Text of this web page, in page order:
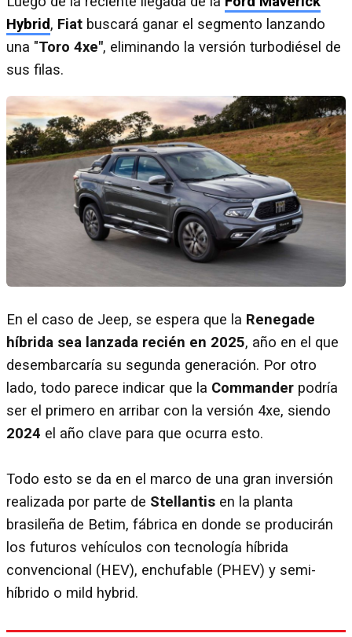
Hybrid, Fiat buscará ganar el segmento lanzando
una "Toro 4xe", eliminando la versión turbodiésel de
sus filas.
En el caso de Jeep, se espera que la Renegade
híbrida sea lanzada recién en 2025, año en el que
desembarcaría su segunda generación. Por otro
lado, todo parece indicar que la Commander podría
ser el primero en arribar con la versión 4xe, siendo
2024 el año clave para que ocurra esto.
Todo esto se da en el marco de una gran inversión
realizada por parte de Stellantis en la planta
brasileña de Betim, fábrica en donde se producirán
los futuros vehículos con tecnología híbrida
convencional (HEV), enchufable (PHEV) y semi-
híbrido o mild hybrid.